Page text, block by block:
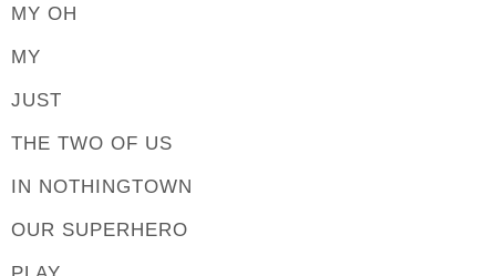
MY OH
MY
JUST
THE TWO OF US
IN NOTHINGTOWN
OUR SUPERHERO